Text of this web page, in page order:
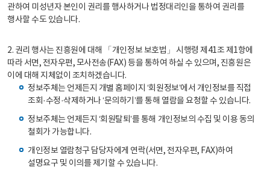
관하여 미성년자 본인이 권리를 행사하거나 법정대리인을 통하여 권리를
행사할 수도 있습니다.
2. 권리 행사는 진흥원에 대해 「개인정보 보호법」 시행령 제41조 제1항에
따라 서면, 전자우편, 모사전송(FAX) 등을 통하여 하실 수 있으며, 진흥원은
이에 대해 지체없이 조치하겠습니다.
정보주체는 언제든지 개별 홈페이지 ‘회원정보’에서 개인정보를 직접
조회·수정·삭제하거나 ‘문의하기’를 통해 열람을 요청할 수 있습니다.
정보주체는 언제든지 ‘회원탈퇴’를 통해 개인정보의 수집 및 이용 동의
철회가 가능합니다.
개인정보 열람청구 담당자에게 연락(서면, 전자우편, FAX)하여
설명요구 및 이의를 제기할 수 있습니다.